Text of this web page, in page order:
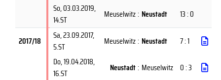
So, 03.03.2019,
14.ST
Meuselwitz: Neustadt 13 : 0
2017/18 Sa, 23.09.2017,
5.ST
Meuselwitz: Neustadt
7 : 1
Do, 19.04.2018,
16.ST
Neustadt: Meuselwitz 0 : 3